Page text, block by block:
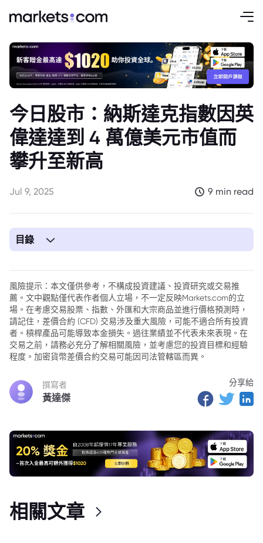
今日股市：納斯達克指數因英
偉達達到 4 萬億美元市值而
攀升至新高
Jul 9, 2025 9 min read
目錄
風險提示：本文僅供參考，不構成投資建議、投資研究或交易推
薦。文中觀點僅代表作者個人立場，不一定反映Markets.com的立
場。在考慮交易股票、指數、外匯和大宗商品並進行價格預測時，
請記住，差價合約 (CFD) 交易涉及重大風險，可能不適合所有投資
者。槓桿產品可能導致本金損失。過往業績並不代表未來表現。在
交易之前，請務必充分了解相關風險，並考慮您的投資目標和經驗
程度。加密貨幣差價合約交易可能因司法管轄區而異。
撰寫者
黃達傑
分享給
相關文章